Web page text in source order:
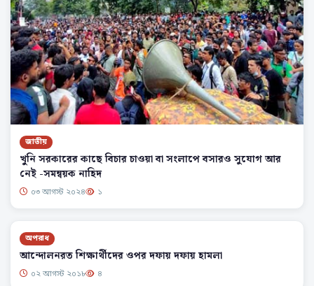
জাতীয়
খুনি সরকারের কাছে বিচার চাওয়া বা সংলাপে বসারও সুযোগ আর
নেই -সমন্বয়ক নাহিদ
০৩ আগস্ট ২০২৪ ১
অপরাধ
আন্দোলনরত শিক্ষার্থীদের ওপর দফায় দফায় হামলা
০২ আগস্ট ২০১৮ ৪